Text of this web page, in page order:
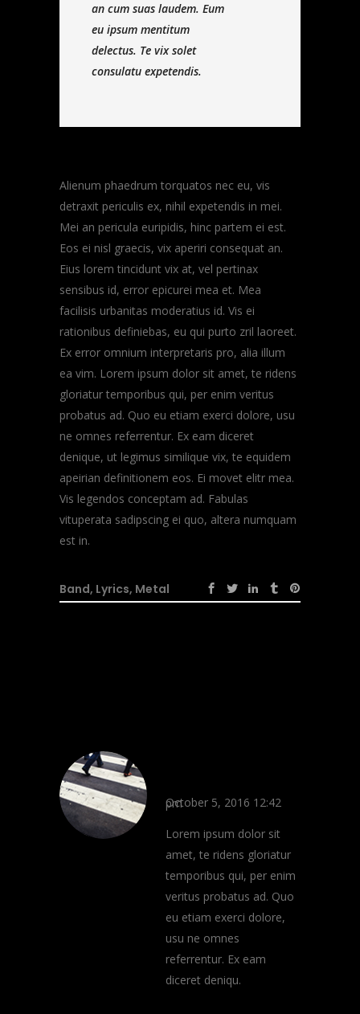
an cum suas laudem. Eum
eu ipsum mentitum
delectus. Te vix solet
consulatu expetendis.
Alienum phaedrum torquatos nec eu, vis
detraxit periculis ex, nihil expetendis in mei.
Mei an pericula euripidis, hinc partem ei est.
Eos ei nisl graecis, vix aperiri consequat an.
Eius lorem tincidunt vix at, vel pertinax
sensibus id, error epicurei mea et. Mea
facilisis urbanitas moderatius id. Vis ei
rationibus definiebas, eu qui purto zril laoreet.
Ex error omnium interpretaris pro, alia illum
ea vim. Lorem ipsum dolor sit amet, te ridens
gloriatur temporibus qui, per enim veritus
probatus ad. Quo eu etiam exerci dolore, usu
ne omnes referrentur. Ex eam diceret
denique, ut legimus similique vix, te equidem
apeirian definitionem eos. Ei movet elitr mea.
Vis legendos conceptam ad. Fabulas
vituperata sadipscing ei quo, altera numquam
est in.
Band, Lyrics, Metal
October 5, 2016 12:42 pm
Lorem ipsum dolor sit
amet, te ridens gloriatur
temporibus qui, per enim
veritus probatus ad. Quo
eu etiam exerci dolore,
usu ne omnes
referrentur. Ex eam
diceret deniqu.